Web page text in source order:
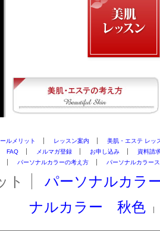
ルメリット レッスン案内
美肌・エステ レッ
FAQ メルマガ登録 お申し込み
資料請
パーソナルカラーの考え方 パーソナルカラー
ト
パーソナルカラ
ナルカラー 秋色